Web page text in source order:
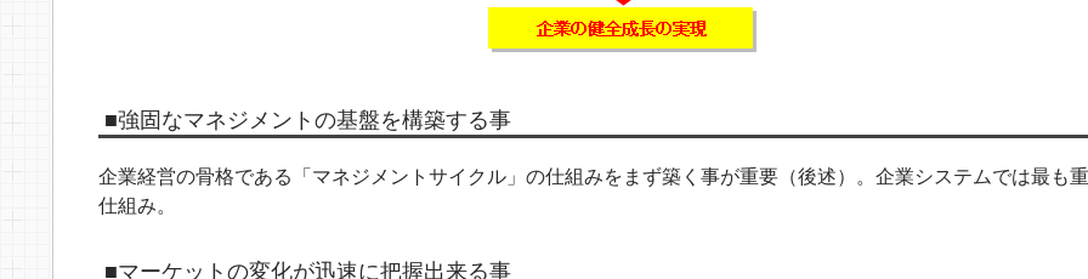
■強固なマネジメントの基盤を構築する事
企業経営の骨格である「マネジメントサイクル」の仕組みをまず築く事が重要（後述）。企業システムでは最も
仕組み。
■マーケットの変化が迅速に把握出来る事